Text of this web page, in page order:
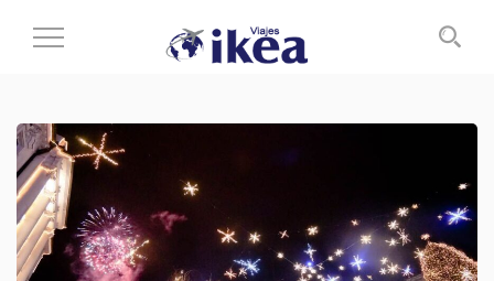
Cambiar
navegación